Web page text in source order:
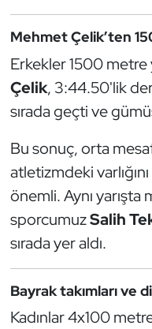
Mehmet Çelik’ten
Erkekler 1500 metre
Çelik, 3:44.50'lik
sırada geçti ve
Bu sonuç, orta
atletizmdeki
önemli. Aynı
sporcumuzSalih
sırada yer aldı.
Bayrak takımları ve
Kadınlar 4x100
Su Topu
Sualtı Sporları
Tekvando
Tenis
Triatlon
Voleybol
Vücut Geliştirme
Wushu Kungfu